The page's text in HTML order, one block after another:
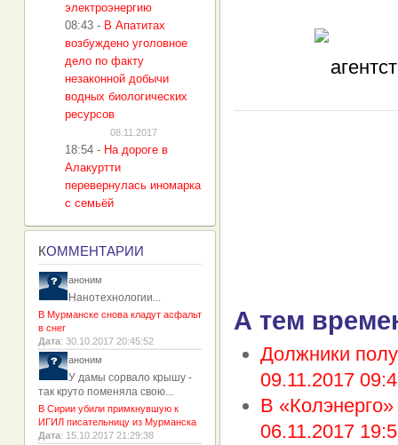
А тем
Должники
09.11.2017
В
06.11.2017
электроэнергию
08:43 - В Апатитах
возбуждено уголовное
дело по факту
незаконной добычи
водных биологических
ресурсов
08.11.2017
18:54 - На дороге в
Алакуртти
перевернулась иномарка
с семьёй
КОММЕНТАРИИ
аноним
Нанотехнологии...
В Мурманске снова кладут асфальт
в снег
Дата: 30.10.2017 20:45:52
аноним
У дамы сорвало крышу -
так круто поменяла свою...
В Сирии убили примкнувшую к
ИГИЛ писательницу из Мурманска
Дата: 15.10.2017 21:29:38